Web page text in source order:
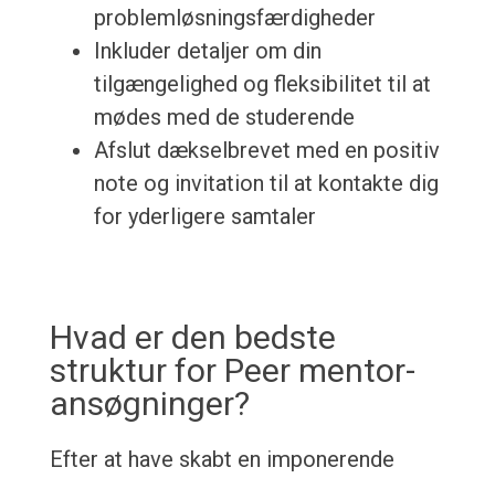
problemløsningsfærdigheder
Inkluder detaljer om din
tilgængelighed og fleksibilitet til at
mødes med de studerende
Afslut dækselbrevet med en positiv
note og invitation til at kontakte dig
for yderligere samtaler
Hvad er den bedste
struktur for Peer mentor-
ansøgninger?
Efter at have skabt en imponerende